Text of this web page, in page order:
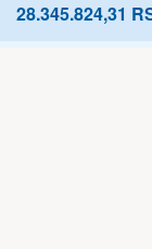
28.345.824,31